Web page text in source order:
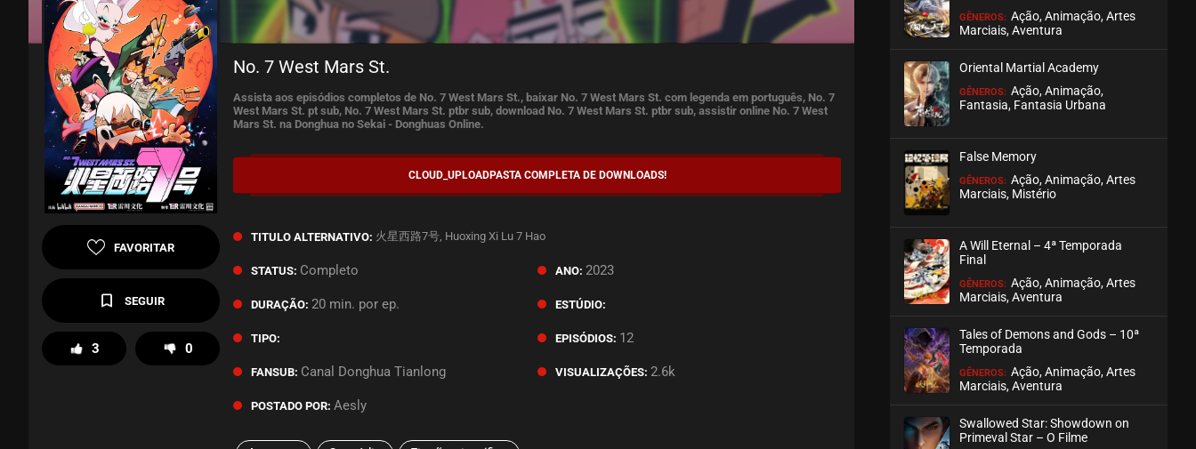
FAVORITAR
SEGUIR
3 0
No. 7 West Mars St.
Assista aos episódios completos de No. 7 West Mars St., baixar No. 7 West Mars St. com legenda em português, No. 7
West Mars St. pt sub, No. 7 West Mars St. ptbr sub, download No. 7 West Mars St. ptbr sub, assistir online No. 7 West
Mars St. na Donghua no Sekai - Donghuas Online.
CLOUD_UPLOADPASTA COMPLETA DE DOWNLOADS!
TITULO ALTERNATIVO: 火星西路7号, Huoxing Xi Lu 7 Hao
STATUS: Completo ANO: 2023
DURAÇÃO: 20 min. por ep. ESTÚDIO:
TIPO: EPISÓDIOS: 12
FANSUB: Canal Donghua Tianlong VISUALIZAÇÕES: 2.6k
POSTADO POR: Aesly
GÊNEROS: Ação, Animação, Artes
Marciais, Aventura
Oriental Martial Academy
GÊNEROS: Ação, Animação,
Fantasia, Fantasia Urbana
False Memory
GÊNEROS: Ação, Animação, Artes
Marciais, Mistério
A Will Eternal – 4ª Temporada
Final
GÊNEROS: Ação, Animação, Artes
Marciais, Aventura
Tales of Demons and Gods – 10ª
Temporada
GÊNEROS: Ação, Animação, Artes
Marciais, Aventura
Swallowed Star: Showdown on
Primeval Star – O Filme